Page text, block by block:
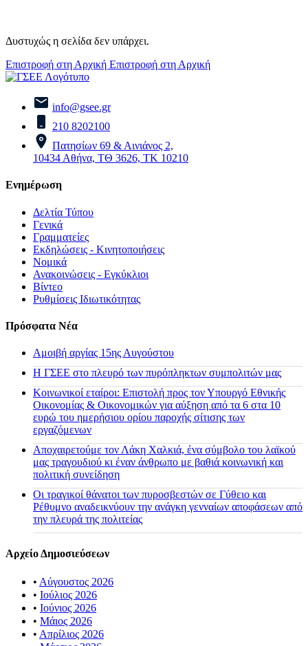
Δυστυχώς η σελίδα δεν υπάρχει.
Επιστροφή στη Αρχική Επιστροφή στη Αρχική
info@gsee.gr
210 8202100
Πατησίων 69 & Αινιάνος 2,
10434 Αθήνα, ΤΘ 3626, ΤΚ 10210
Ενημέρωση
Δελτία Τύπου
Γενικά
Γραμματείες
Εκδηλώσεις - Κινητοποιήσεις
Νομικά
Ανακοινώσεις - Εγκύκλιοι
Βίντεο
Ρυθμίσεις Ιδιωτικότητας
Πρόσφατα Νέα
Αμοιβή αργίας 15ης Αυγούστου
H ΓΣΕΕ στο πλευρό των πυρόπληκτων συμπολιτών μας
Κοινωνικοί εταίροι: Επιστολή προς τον Υπουργό Εθνικής
Οικονομίας & Οικονομικών για αύξηση από τα 6 στα 10
ευρώ του ημερήσιου ορίου παροχής σίτισης των
εργαζόμενων
Αποχαιρετούμε τον Λάκη Χαλκιά, ένα σύμβολο του λαϊκού
μας τραγουδιού κι έναν άνθρωπο με βαθιά κοινωνική και
πολιτική συνείδηση
Οι τραγικοί θάνατοι των πυροσβεστών σε Γύθειο και
Ρέθυμνο αναδεικνύουν την ανάγκη γενναίων αποφάσεων από
την πλευρά της πολιτείας
Αρχείο Δημοσιεύσεων
• Αύγουστος 2026
• Ιούλιος 2026
• Ιούνιος 2026
• Μάιος 2026
• Απρίλιος 2026